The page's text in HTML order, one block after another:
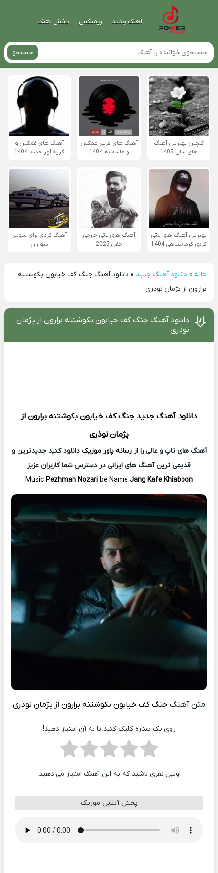
آهنگ جدید ریمیکس پخش آهنگ
جستجو
گلچین بهترین آهنگ
های سال 1405
آهنگ های عربی غمگین
و عاشقانه 1404
آهنگ های غمگین و
گریه آور جدید 1404
بهترین آهنگ های لاتی
کردی کرمانشاهی 1404
آهنگ های لاتی خارجی
خفن 2025
آهنگ کردی برای شوتی
سواران
خانه» دانلود آهنگ جدید » دانلود آهنگ جنگ کف خیابون بکوشتنه
برارون از پژمان نوذری
دانلود آهنگ جنگ کف خیابون بکوشتنه برارون از پژمان
نوذری
دانلود آهنگ جدید جنگ کف خیابون بکوشتنه برارون از
پژمان نوذری
آهنگ های تاپ و عالی را ازرسانه پاور موزیک دانلود کنید جدیدترین و
قدیمی ترین آهنگ های ایرانی در دسترس شما کاربران عزیز
Music Pezhman Nozari be Name Jang Kafe Khiaboon
متن آهنگجنگ کف خیابون بکوشتنه برارون از پژمان نوذری
روی یک ستاره کلیک کنید تا به آن امتیاز دهید!
اولین نفری باشید که به این آهنگ امتیاز می دهید.
پخش آنلاین موزیک